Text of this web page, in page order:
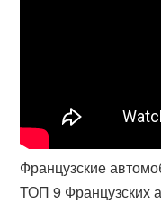
Французские
ТОП 9 Французских